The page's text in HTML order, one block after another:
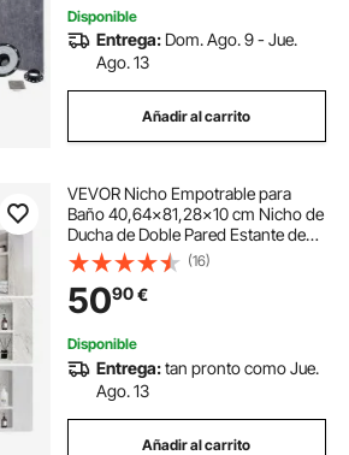
Disponible
Entrega: Dom. Ago. 9 - Jue.
Ago. 13
Añadir al carrito
VEVOR Nicho Empotrable para
Baño 40,64x81,28x10 cm Nicho de
Ducha de Doble Pared Estante de
Plástico XPS Esquinas Cuadradas
Protección Sellada Moderna para
Baño, Ducha, Almacenamiento de
Jabón, Negro
(16)
5090€
Disponible
Entrega:tan pronto como Jue.
Ago. 13
Añadir al carrito